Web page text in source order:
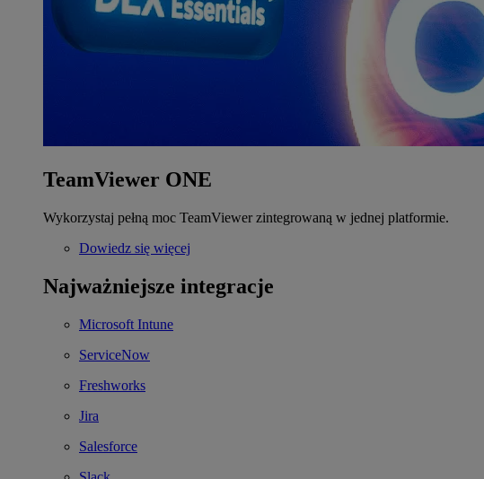
TeamViewer ONE
Wykorzystaj pełną moc TeamViewer zintegrowaną w jednej platformie.
Dowiedz się więcej
Najważniejsze integracje
Microsoft Intune
ServiceNow
Freshworks
Jira
Salesforce